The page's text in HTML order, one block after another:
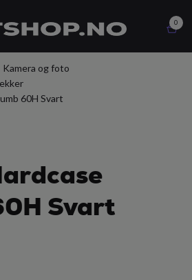
0
Kamera og foto
60H Svart
Svart